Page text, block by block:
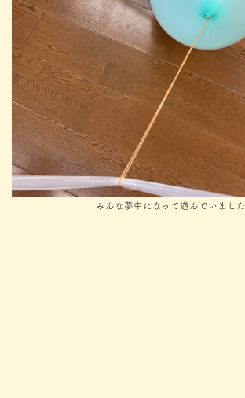
みんな夢中になって遊んでいました